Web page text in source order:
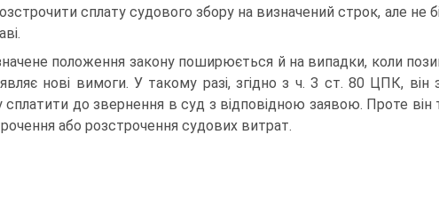
сплату судового збору на визначений строк, але не
положення закону поширюється й на випадки, коли
нові вимоги. У такому разі, згідно з ч. З ст. 80 ЦПК, він
сплатити до звернення в суд з відповідною заявою. Проте
або розстрочення судових витрат.